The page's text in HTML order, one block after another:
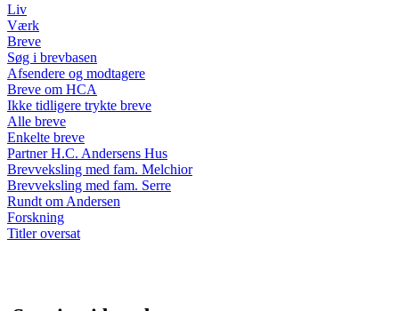
Liv
Værk
Breve
Søg i brevbasen
Afsendere og modtagere
Breve om HCA
Ikke tidligere trykte breve
Alle breve
Enkelte breve
Partner H.C. Andersens Hus
Brevveksling med fam. Melchior
Brevveksling med fam. Serre
Rundt om Andersen
Forskning
Titler oversat